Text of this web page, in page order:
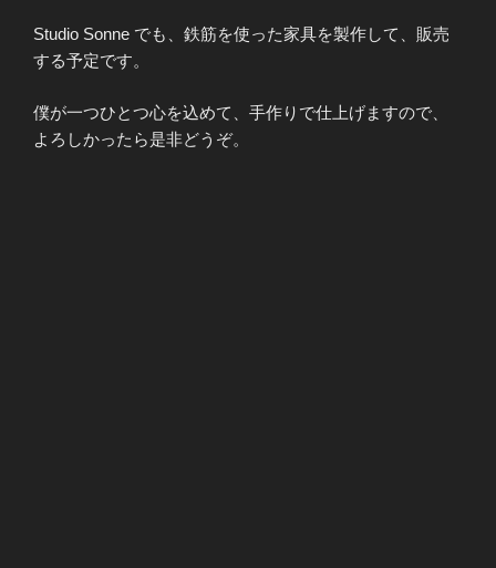
Studio Sonne でも、鉄筋を使った家具を製作して、販売
する予定です。
僕が一つひとつ心を込めて、手作りで仕上げますので、
よろしかったら是非どうぞ。